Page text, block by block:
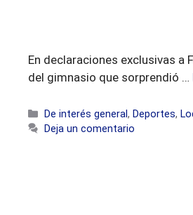
En declaraciones exclusivas a
del gimnasio que sorprendió …
Categorías
De interés general, Deportes,
Deja un comentario